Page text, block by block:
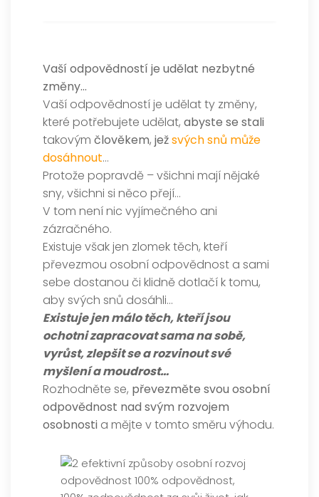
Vaší odpovědností je udělat nezbytné
změny…
Vaší odpovědností je udělat ty změny,
které potřebujete udělat, abyste se stali
takovým člověkem, ježsvých snů může
dosáhnout…
Protože popravdě – všichni mají nějaké
sny, všichni si něco přejí…
V tom není nic vyjímečného ani
zázračného.
Existuje však jen zlomek těch, kteří
převezmou osobní odpovědnost a sami
sebe dostanou či klidně dotlačí k tomu,
aby svých snů dosáhli…
Existuje jen málo těch, kteří jsou
ochotni zapracovat sama na sobě,
vyrůst, zlepšit se a rozvinout své
myšlení a moudrost…
Rozhodněte se, převezměte svou osobní
odpovědnost nad svým rozvojem
osobnosti a mějte v tomto směru výhodu.